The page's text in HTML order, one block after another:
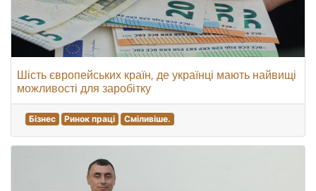
Шість європейських країн, де українці мають найвищі
можливості для заробітку
Бізнес Ринок праці Сміливіше.